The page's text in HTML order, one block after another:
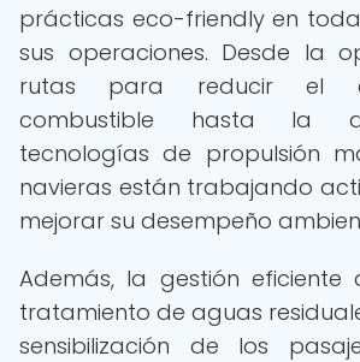
prácticas eco-friendly en
sus operaciones. Desde la
rutas para reducir el
combustible hasta la
tecnologías de propulsión
navieras están trabajando
mejorar su desempeño
Además, la gestión eficiente
tratamiento de aguas
sensibilización de los